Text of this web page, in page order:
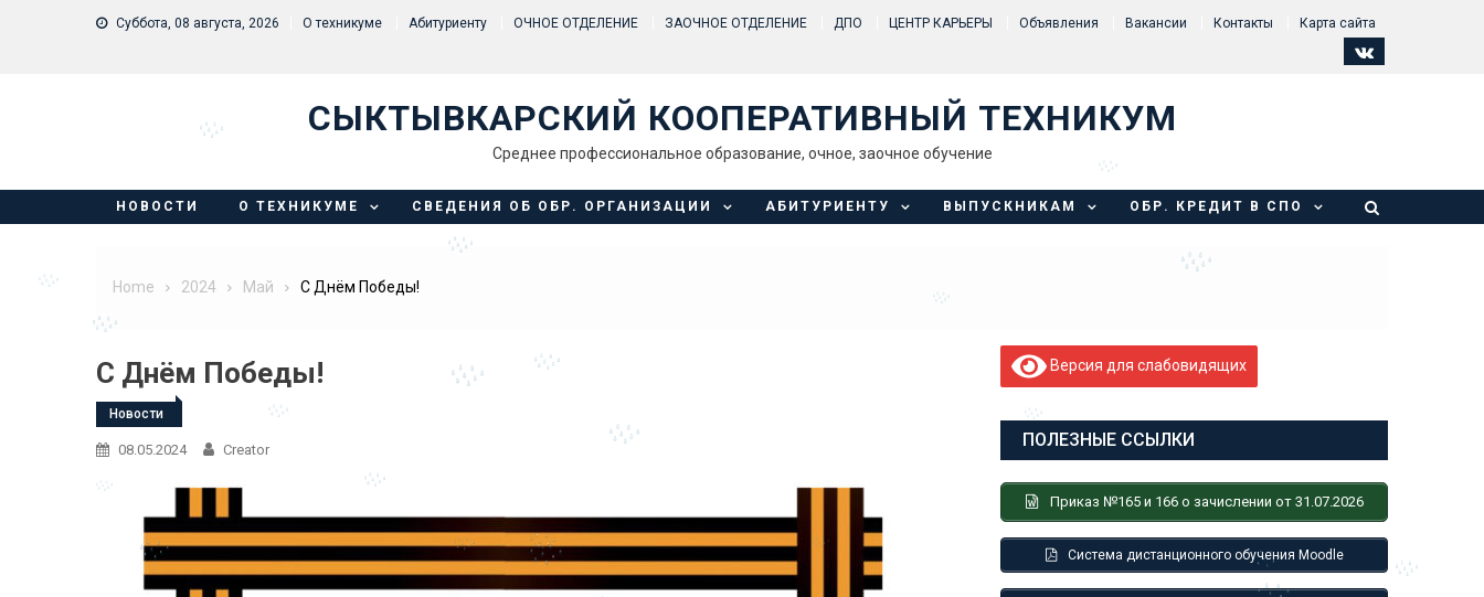
Skip to content
Суббота, 08 августа, 2026 О техникуме Абитуриенту ОЧНОЕ ОТДЕЛЕНИЕ ЗАОЧНОЕ ОТДЕЛЕНИЕ ДПО ЦЕНТР КАРЬЕРЫ Объявления Вакансии Контакты Карта сайта
СЫКТЫВКАРСКИЙ КООПЕРАТИВНЫЙ ТЕХНИКУМ
Среднее профессиональное образование, очное, заочное обучение
НОВОСТИ О ТЕХНИКУМЕ СВЕДЕНИЯ ОБ ОБР. ОРГАНИЗАЦИИ АБИТУРИЕНТУ ВЫПУСКНИКАМ ОБР. КРЕДИТ В СПО
Home 2024 Май С Днём Победы!
С Днём Победы!
Новости
08.05.2024 Creator
Версия для слабовидящих
ПОЛЕЗНЫЕ ССЫЛКИ
Приказ №165 и 166 о зачислении от 31.07.2026
Система дистанционного обучения Moodle